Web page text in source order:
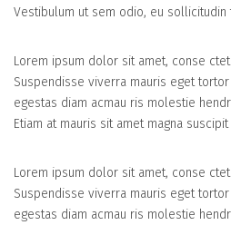
Vestibulum ut sem odio, eu sollicitudin
Lorem ipsum dolor sit amet, conse
Suspendisse viverra mauris eget
egestas diam acmau ris molestie
Etiam at mauris sit amet magna suscipit
Lorem ipsum dolor sit amet, conse
Suspendisse viverra mauris eget
egestas diam acmau ris molestie